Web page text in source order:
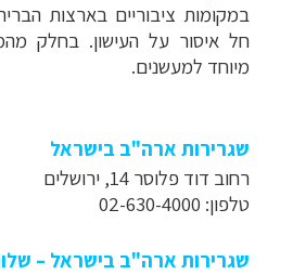
במקומות ציבוריים בארצות
חל איסור על העישון. בחלק
מיוחד למעשנים.
שגרירות ארה"ב בישראל
רחוב דוד פלוסר 14, ירושלים
טלפון: 02-630-4000
שגרירות ארה"ב בישראל –